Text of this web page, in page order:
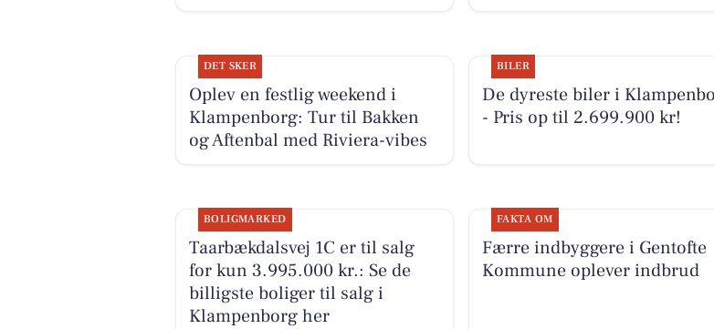
DET SKER
Oplev en festlig weekend i
Klampenborg: Tur til Bakken
og Aftenbal med Riviera-vibes
BILER
De dyreste biler i
- Pris op til 2.699.900 kr!
BOLIGMARKED
Taarbækdalsvej 1C er til salg
for kun 3.995.000 kr.: Se de
billigste boliger til salg i
Klampenborg her
FAKTA OM
Færre indbyggere i Gentofte
Kommune oplever indbrud